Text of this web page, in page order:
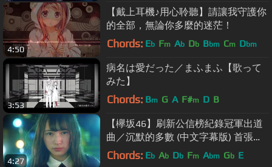
4:50
【戴上耳機♪用心聆聽】請讓我守護你
的全部，無論你多麼的迷茫！
Chords: Eb Fm Ab Db Bbm Cm Dbm
3:53
病名は愛だった／まふまふ【歌って
みた】
Chords: Bm G A F#m D B
4:27
【欅坂46】刷新公信榜紀錄冠軍出道
曲／沉默的多數 (中文字幕版) 首張專
輯『抹黑純真』7.28.正式發行！
Chords: Eb Ab Db Fm Abm Gb E